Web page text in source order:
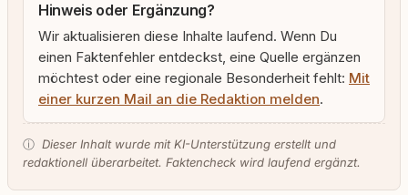
Hinweis oder Ergänzung?
Wir aktualisieren diese Inhalte laufend. Wenn Du
einen Faktenfehler entdeckst, eine Quelle ergänzen
möchtest oder eine regionale Besonderheit fehlt: Mit
einer kurzen Mail an die Redaktion melden.
ⓘ Dieser Inhalt wurde mit KI-Unterstützung erstellt und
redaktionell überarbeitet. Faktencheck wird laufend ergänzt.